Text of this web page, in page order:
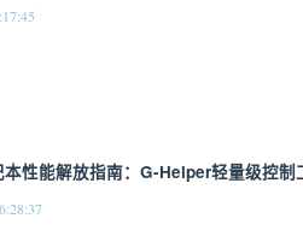
本性能解放指南：G-Helper轻量级控制